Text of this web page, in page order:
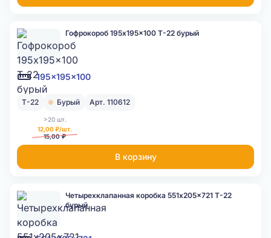
195x195x100
Гофрокороб 195x195x100 Т-22 бурый
Т-22 Бурый Арт. 110612
>20 шт.
12,00 ₽/шт.
15,00 ₽
В корзину
Четырехклапанная коробка 551x205x721 Т-22
бурый